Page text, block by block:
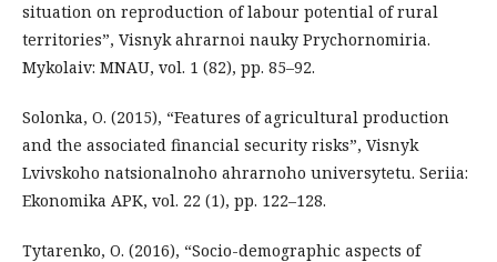
situation on reproduction of labour potential of rural
territories”, Visnyk ahrarnoi nauky Prychornomiria.
Mykolaiv: MNAU, vol. 1 (82), pp. 85–92.
Solonka, O. (2015), “Features of agricultural production
and the associated financial security risks”, Visnyk
Lvivskoho natsionalnoho ahrarnoho universytetu. Seriia:
Ekonomika APK, vol. 22 (1), pp. 122–128.
Tytarenko, O. (2016), “Socio-demographic aspects of